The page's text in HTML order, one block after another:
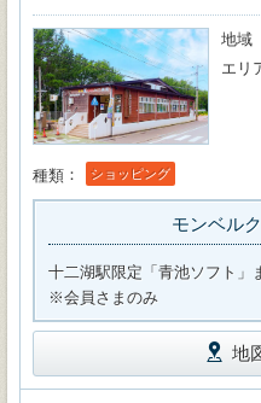
地域
エリ
種類 ショッピング
モンベル
十二湖駅限定「青池ソフト」
※会員さまのみ
地